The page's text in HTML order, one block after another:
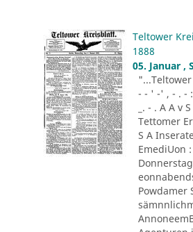
Teltower
1888
05. Januar ,
- - ' -' , - . -
_. - . A A v
Tettomer
S A
EmediUon
Powdamer